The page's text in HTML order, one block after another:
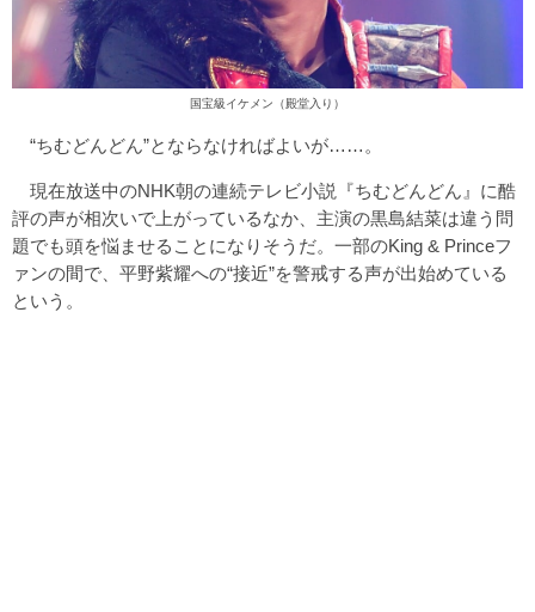
国宝級イケメン（殿堂入り）
“ちむどんどん”とならなければよいが……。
現在放送中のNHK朝の連続テレビ小説『ちむどんどん』に酷
評の声が相次いで上がっているなか、主演の黒島結菜は違う問
題でも頭を悩ませることになりそうだ。一部のKing & Princeフ
ァンの間で、平野紫耀への“接近”を警戒する声が出始めている
という。